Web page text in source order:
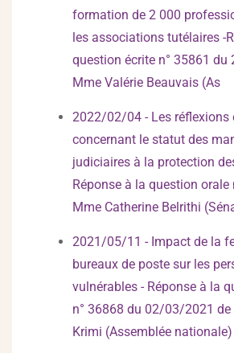
formation de 2 000
les associations tutélaires -
question écrite n° 35861
Mme Valérie Beauvais (As
2022/02/04 - Les réflexions
concernant le statut des
judiciaires à la protection
Réponse à la question orale
Mme Catherine Belrithi
2021/05/11 - Impact de la
bureaux de poste sur les
vulnérables - Réponse à la
n° 36868 du 02/03/2021 de
Krimi (Assemblée nationale)